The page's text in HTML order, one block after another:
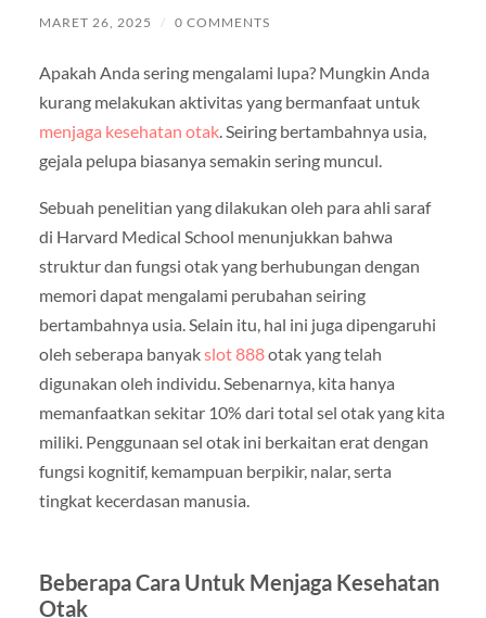
MARET 26, 2025 / 0 COMMENTS
Apakah Anda sering mengalami lupa? Mungkin Anda
kurang melakukan aktivitas yang bermanfaat untuk
menjaga kesehatan otak. Seiring bertambahnya usia,
gejala pelupa biasanya semakin sering muncul.
Sebuah penelitian yang dilakukan oleh para ahli saraf
di Harvard Medical School menunjukkan bahwa
struktur dan fungsi otak yang berhubungan dengan
memori dapat mengalami perubahan seiring
bertambahnya usia. Selain itu, hal ini juga dipengaruhi
oleh seberapa banyakslot 888otak yang telah
digunakan oleh individu. Sebenarnya, kita hanya
memanfaatkan sekitar 10% dari total sel otak yang kita
miliki. Penggunaan sel otak ini berkaitan erat dengan
fungsi kognitif, kemampuan berpikir, nalar, serta
tingkat kecerdasan manusia.
Beberapa Cara Untuk Menjaga Kesehatan
Otak